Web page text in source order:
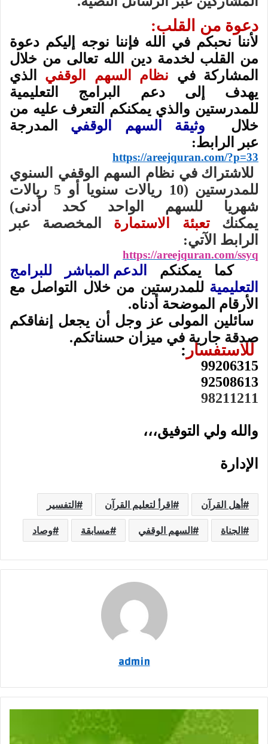
دعوة من القلب:
لأننا نحبكم في الله فإننا نوجه إليكم دعوة
من القلب لخدمة دين الله تعالى من خلال
المشاركة في نظام السهم الوقفي
الذي
يهدف إلى دعم البرامج التعليمية
للمدرستين والذي يمكنكم التعرف عليه من
خلال
وثيقة السهم الوقفي
المدرجة
عبر
الرابط:
https://areejquran.com/?p=33
للاشتراك في نظام السهم الوقفي السنوي
للمدرستين (10 ريالات سنويا أو 5 ريالات
شهريا للسهم الواحد كحد أدنى)
يمكنكتعبئة الاستمارة
المخصصة عبر
الرابط الآتي:
https://areejquran.com/ssyq
كما يمكنكم
الدعم المباشر للبرامج
التعليمية للمدرستين من خلال التواصل مع
الأرقام الموضحة أدناه.
سائلين المولى عز وجل أن يجعل إنفاقكم
صدقة جارية في ميزان حسناتكم.
للاستفسار :
99206315
92508613
98211211
والله ولي التوفيق،،،
الإدارة
أهل القرآن اقرأ لتعليم القرآن التفسير
الجناة السهم الوقفي مسابقة وصاد
admin